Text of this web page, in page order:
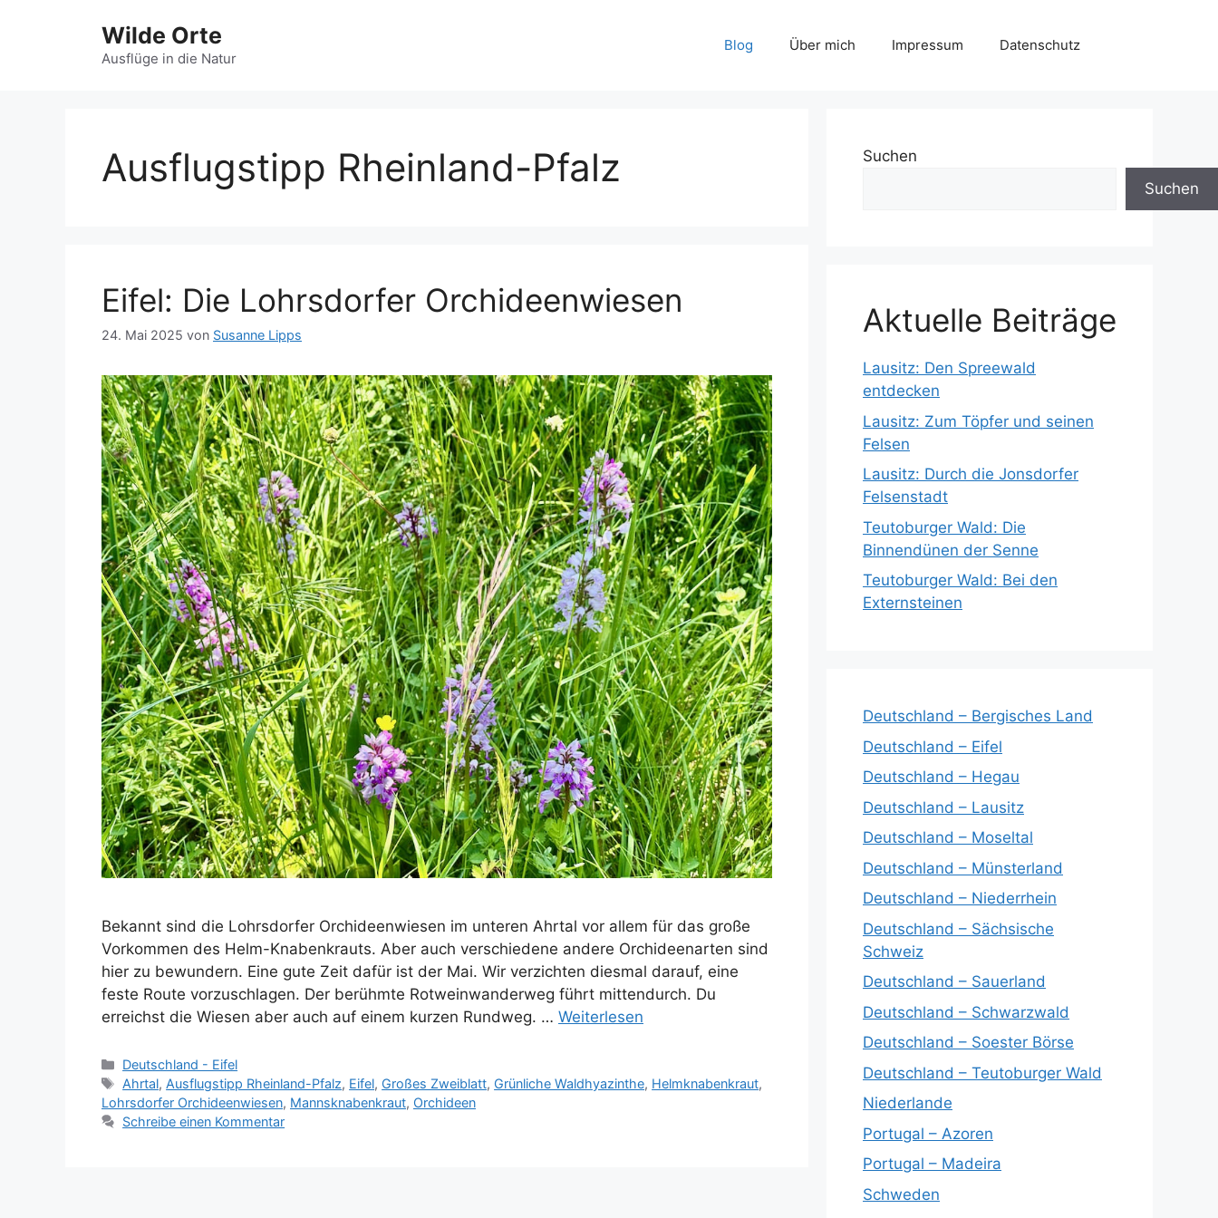
Wilde Orte
Ausflüge in die Natur
Blog Über mich Impressum Datenschutz
Ausflugstipp Rheinland-Pfalz
Eifel: Die Lohrsdorfer Orchideenwiesen
24. Mai 2025 von Susanne Lipps
Bekannt sind die Lohrsdorfer Orchideenwiesen im unteren Ahrtal vor allem für das große
Vorkommen des Helm-Knabenkrauts. Aber auch verschiedene andere Orchideenarten sind
hier zu bewundern. Eine gute Zeit dafür ist der Mai. Wir verzichten diesmal darauf, eine
feste Route vorzuschlagen. Der berühmte Rotweinwanderweg führt mittendurch. Du
erreichst die Wiesen aber auch auf einem kurzen Rundweg. … Weiterlesen
Kategorien
Deutschland - Eifel
Schlagwörter
Ahrtal, Ausflugstipp Rheinland-Pfalz, Eifel, Großes Zweiblatt, Grünliche Waldhyazinthe, Helmknabenkraut,
Lohrsdorfer Orchideenwiesen, Mannsknabenkraut, Orchideen
Schreibe einen Kommentar
Suchen
Suchen
Aktuelle Beiträge
Lausitz: Den Spreewald
entdecken
Lausitz: Zum Töpfer und seinen
Felsen
Lausitz: Durch die Jonsdorfer
Felsenstadt
Teutoburger Wald: Die
Binnendünen der Senne
Teutoburger Wald: Bei den
Externsteinen
Deutschland – Bergisches Land
Deutschland – Eifel
Deutschland – Hegau
Deutschland – Lausitz
Deutschland – Moseltal
Deutschland – Münsterland
Deutschland – Niederrhein
Deutschland – Sächsische
Schweiz
Deutschland – Sauerland
Deutschland – Schwarzwald
Deutschland – Soester Börse
Deutschland – Teutoburger Wald
Niederlande
Portugal – Azoren
Portugal – Madeira
Schweden